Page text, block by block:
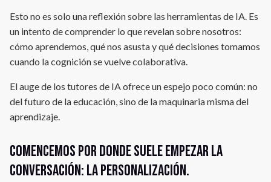
Esto no es solo una reflexión sobre las herramientas de IA. Es
un intento de comprender lo que revelan sobre nosotros:
cómo aprendemos, qué nos asusta y qué decisiones tomamos
cuando la cognición se vuelve colaborativa.
El auge de los tutores de IA ofrece un espejo poco común: no
del futuro de la educación, sino de la maquinaria misma del
aprendizaje.
Comencemos por donde suele empezar la
conversación: la personalización.